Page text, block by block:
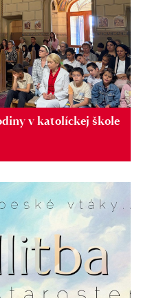
v katolíckej škole